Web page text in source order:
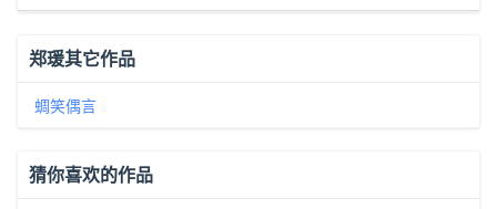
郑瑗其它作品
蜩笑偶言
猜你喜欢的作品